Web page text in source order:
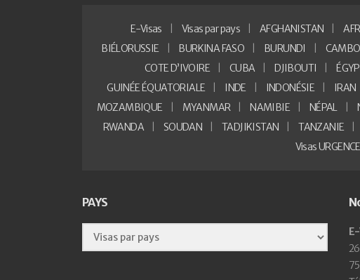
E-Visas Visas par pays AFGHANISTAN
BIÉLORUSSIE
BURKINA FASO BURUNDI
COTE D’IVOIRE
CUBA DJIBOUTI
GUINÉE ÉQUATORIALE
INDE INDONÉSIE IRAN
MOZAMBIQUE
MYANMAR NAMIBIE NÉPAL
RWANDA
SOUDAN TADJIKISTAN TANZANIE
Visas URGENCE
PAYS